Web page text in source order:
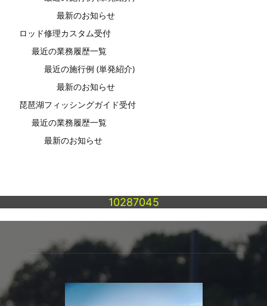
最新のお知らせ
ロッド修理カスタム受付
最近の業務履歴一覧
最近の施行例 (単発紹介)
最新のお知らせ
琵琶湖フィッシングガイド受付
最近の業務履歴一覧
最新のお知らせ
10287045